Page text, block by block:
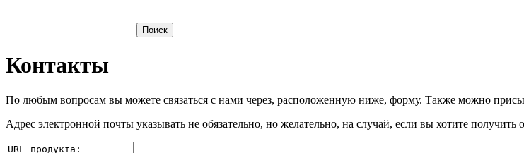
Контакты
По любым вопросам вы можете связаться с нами через, расположенную ниже, форму. Также можно
Адрес электронной почты указывать не обязательно, но желательно, на случай, если вы хотите получить